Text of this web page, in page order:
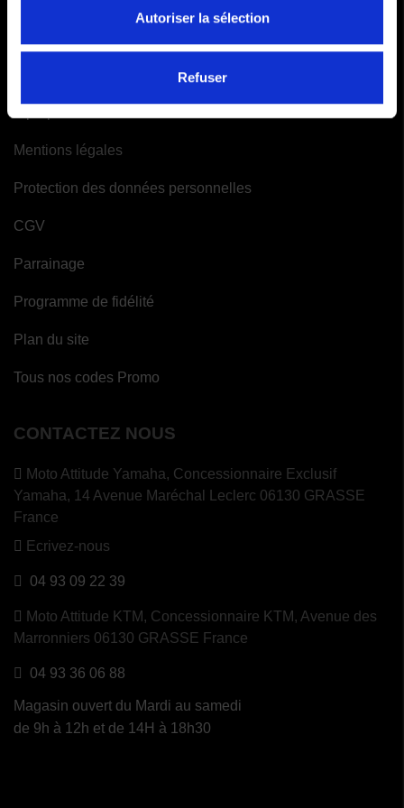
Autoriser la sélection
Refuser
Mentions légales
Protection des données personnelles
CGV
Parrainage
Programme de fidélité
Plan du site
Tous nos codes Promo
CONTACTEZ NOUS
Moto Attitude Yamaha, Concessionnaire Exclusif
Yamaha, 14 Avenue Maréchal Leclerc 06130 GRASSE
France
Ecrivez-nous
04 93 09 22 39
Moto Attitude KTM, Concessionnaire KTM, Avenue des
Marronniers 06130 GRASSE France
04 93 36 06 88
Magasin ouvert du Mardi au samedi
de 9h à 12h et de 14H à 18h30